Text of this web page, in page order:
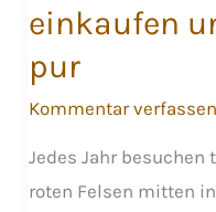
einkaufen
pur
Kommentar verfassen
Jedes Jahr besuchen
roten Felsen mitten